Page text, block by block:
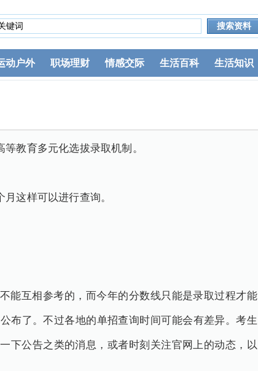
动户外 职场理财 情感交际 生活百科 生活知识
教育多元化选拔录取机制。
这样可以进行查询。
能互相参考的，而今年的分数线只能是录取过程才能
布了。不过各地的单招查询时间可能会有差异。考生
下公告之类的消息，或者时刻关注官网上的动态，以